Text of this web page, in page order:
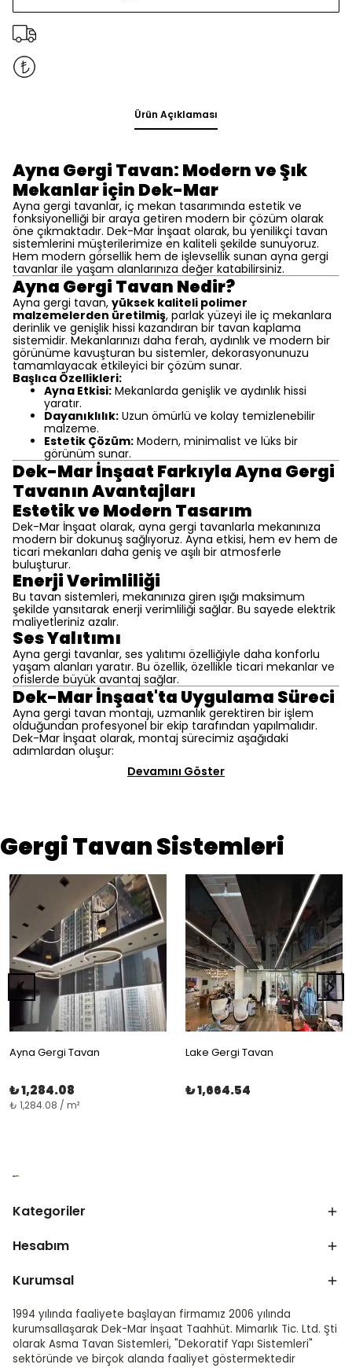
Ürün Açıklaması
Ayna Gergi Tavan: Modern ve Şık
Mekanlar için Dek-Mar
Ayna gergi tavanlar, iç mekan tasarımında estetik ve
fonksiyonelliği bir araya getiren modern bir çözüm olarak
öne çıkmaktadır. Dek-Mar İnşaat olarak, bu yenilikçi tavan
sistemlerini müşterilerimize en kaliteli şekilde sunuyoruz.
Hem modern görsellik hem de işlevsellik sunan ayna gergi
tavanlar ile yaşam alanlarınıza değer katabilirsiniz.
Ayna Gergi Tavan Nedir?
Ayna gergi tavan, yüksek kaliteli polimer
malzemelerden üretilmiş, parlak yüzeyi ile iç mekanlara
derinlik ve genişlik hissi kazandıran bir tavan kaplama
sistemidir. Mekanlarınızı daha ferah, aydınlık ve modern bir
görünüme kavuşturan bu sistemler, dekorasyonunuzu
tamamlayacak etkileyici bir çözüm sunar.
Başlıca Özellikleri:
Ayna Etkisi: Mekanlarda genişlik ve aydınlık hissi
yaratır.
Dayanıklılık: Uzun ömürlü ve kolay temizlenebilir
malzeme.
Estetik Çözüm: Modern, minimalist ve lüks bir
görünüm sunar.
Dek-Mar İnşaat Farkıyla Ayna Gergi
Tavanın Avantajları
Estetik ve Modern Tasarım
Dek-Mar İnşaat olarak, ayna gergi tavanlarla mekanınıza
modern bir dokunuş sağlıyoruz. Ayna etkisi, hem ev hem de
ticari mekanları daha geniş ve aşılı bir atmosferle
buluşturur.
Enerji Verimliliği
Bu tavan sistemleri, mekanınıza giren ışığı maksimum
şekilde yansıtarak enerji verimliliği sağlar. Bu sayede elektrik
maliyetleriniz azalır.
Ses Yalıtımı
Ayna gergi tavanlar, ses yalıtımı özelliğiyle daha konforlu
yaşam alanları yaratır. Bu özellik, özellikle ticari mekanlar ve
ofislerde büyük avantaj sağlar.
Dek-Mar İnşaat'ta Uygulama Süreci
Ayna gergi tavan montajı, uzmanlık gerektiren bir işlem
olduğundan profesyonel bir ekip tarafından yapılmalıdır.
Dek-Mar İnşaat olarak, montaj sürecimiz aşağıdaki
adımlardan oluşur:
Devamını Göster
Gergi Tavan Sistemleri
Ayna Gergi Tavan
₺ 1,284.08
₺ 1,284.08 / m²
Lake Gergi Tavan
₺ 1,664.54
Kategoriler
Hesabım
Kurumsal
1994 yılında faaliyete başlayan firmamız 2006 yılında
kurumsallaşarak Dek-Mar İnşaat Taahhüt. Mimarlık Tic. Ltd. Şti
olarak Asma Tavan Sistemleri, "Dekoratif Yapı Sistemleri"
sektöründe ve birçok alanda faaliyet göstermektedir